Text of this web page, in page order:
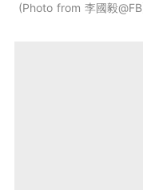
Photo from 李國毅@FB